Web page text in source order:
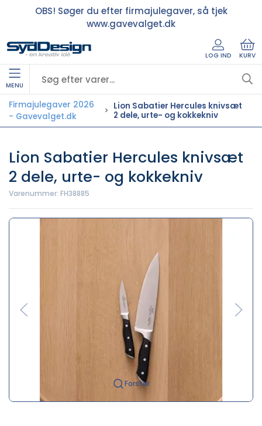
OBS! Søger du efter firmajulegaver, så tjek
www.gavevalget.dk
LOG IND KURV
MENU
Firmajulegaver 2026
- Gavevalget.dk
Lion Sabatier Hercules knivsæt
2 dele, urte- og kokkekniv
Lion Sabatier Hercules knivsæt
2 dele, urte- og kokkekniv
Varenummer: FH38885
Forstør